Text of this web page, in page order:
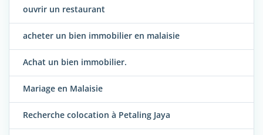
ouvrir un restaurant
acheter un bien immobilier en malaisie
Achat un bien immobilier.
Mariage en Malaisie
Recherche colocation à Petaling Jaya